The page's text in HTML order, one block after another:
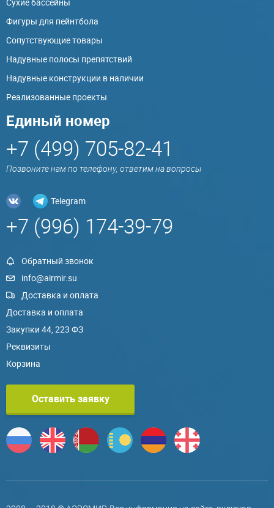
Фигуры для пейнтбола
Сопутствующие товары
Надувные полосы препятствий
Надувные конструкции в наличии
Реализованные проекты
Единый номер
+7 (499) 705-82-41
Позвоните нам по телефону, ответим на вопросы
Telegram
+7 (996) 174-39-79
Обратный звонок
info@airmir.su
Доставка и оплата
Доставка и оплата
Закупки 44, 223 ФЗ
Реквизиты
Корзина
Оставить заявку